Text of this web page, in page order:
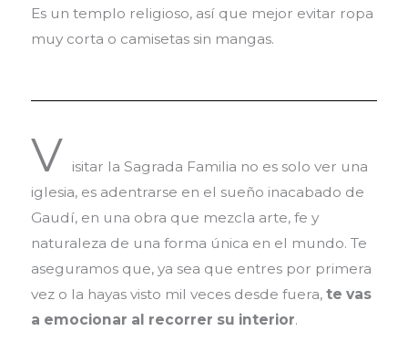
Es un templo religioso, así que mejor evitar ropa
muy corta o camisetas sin mangas.
V isitar la Sagrada Familia no es solo ver una
iglesia, es adentrarse en el sueño inacabado de
Gaudí, en una obra que mezcla arte, fe y
naturaleza de una forma única en el mundo. Te
aseguramos que, ya sea que entres por primera
vez o la hayas visto mil veces desde fuera, te vas
a emocionar al recorrer su interior.